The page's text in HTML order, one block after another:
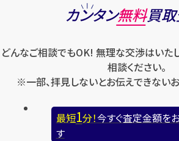
スウォッチ
ゼニス
セリーヌ
ハリ
フ
フ
ブ
ロ
ロ
カンタン無料買
どんなご相談でもOK! 無理な交渉はいた
相談ください。
※一部、拝見しないとお伝えできない
最短1分！今すぐ査定金額を
す